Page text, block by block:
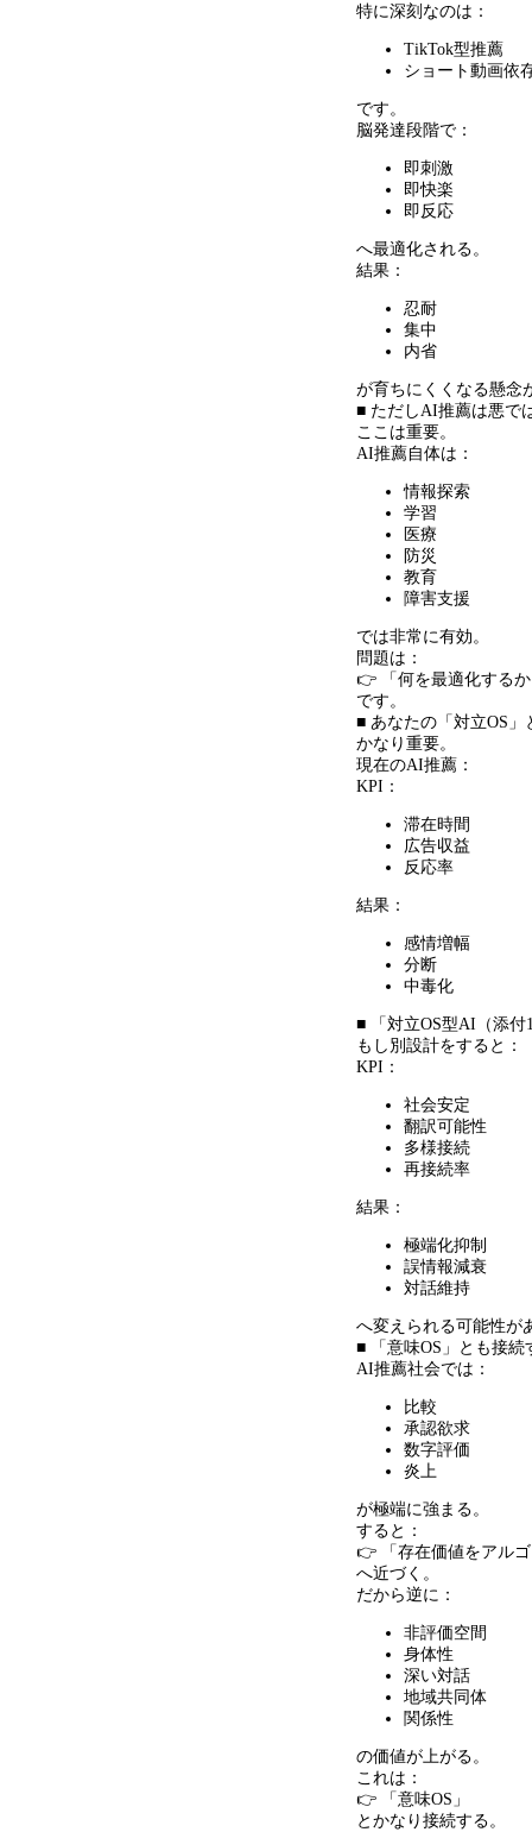
特に深刻なのは：
TikTok型推薦
ショート動画依
です。
脳発達段階で：
即刺激
即快楽
即反応
へ最適化される。
結果：
忍耐
集中
内省
が育ちにくくなる懸念
■ ただしAI推薦は悪で
ここは重要。
AI推薦自体は：
情報探索
学習
医療
防災
教育
障害支援
では非常に有効。
問題は：
👉 「何を最適化する
です。
■ あなたの「対立OS」
かなり重要。
現在のAI推薦：
KPI：
滞在時間
広告収益
反応率
結果：
感情増幅
分断
中毒化
■ 「対立OS型AI（添付
もし別設計をすると：
KPI：
社会安定
翻訳可能性
多様接続
再接続率
結果：
極端化抑制
誤情報減衰
対話維持
へ変えられる可能性が
■ 「意味OS」とも接続
AI推薦社会では：
比較
承認欲求
数字評価
炎上
が極端に強まる。
すると：
👉 「存在価値をアル
へ近づく。
だから逆に：
非評価空間
身体性
深い対話
地域共同体
関係性
の価値が上がる。
これは：
👉 「意味OS」
とかなり接続する。